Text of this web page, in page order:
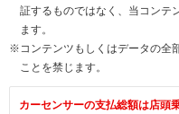
証するものではなく、当コンテ
ます。
※コンテンツもしくはデータの全
ことを禁じます。
カーセンサーの支払総額は店頭